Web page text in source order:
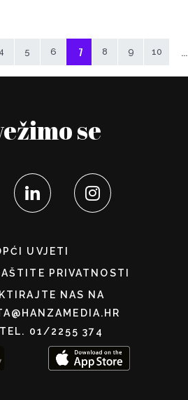
4 5 6 7 8 9 10 ...
se
UVJETI
PRIVATNOSTI
NAS NA
TEL. 01/2255 374